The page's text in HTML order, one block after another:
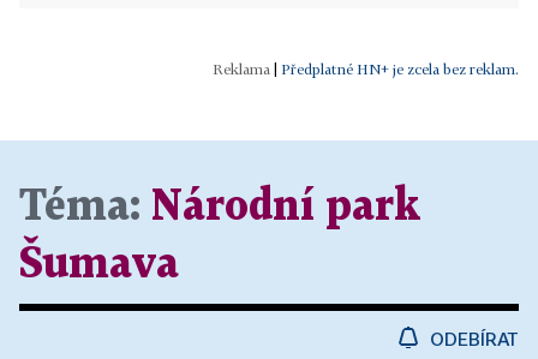
Předplatné HN+ je zcela bez reklam.
Téma: Národní park
Šumava
ODEBÍRAT